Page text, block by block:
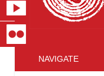
NAVIGATE